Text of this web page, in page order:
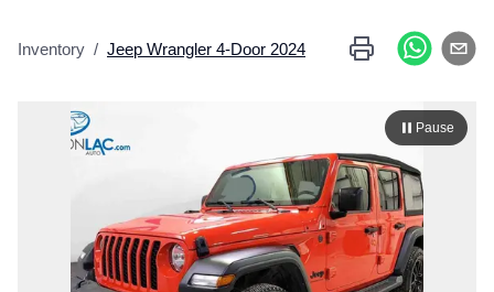
SELL YOUR CAR
CALCULATOR
SERVICES
Inventory / Jeep Wrangler 4-Door 2024
Pause